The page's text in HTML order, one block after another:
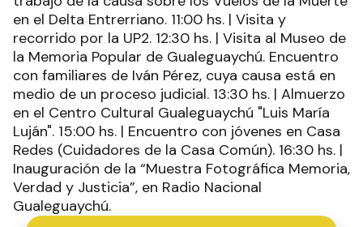
en el Delta Entrerriano. 11:00 hs. | Visita y
recorrido por la UP2. 12:30 hs. | Visita al Museo de
la Memoria Popular de Gualeguaychú. Encuentro
con familiares de Iván Pérez, cuya causa está en
medio de un proceso judicial. 13:30 hs. | Almuerzo
en el Centro Cultural Gualeguaychú "Luis María
Luján". 15:00 hs. | Encuentro con jóvenes en Casa
Redes (Cuidadores de la Casa Común). 16:30 hs. |
Inauguración de la “Muestra Fotográfica Memoria,
Verdad y Justicia”, en Radio Nacional
Gualeguaychú.